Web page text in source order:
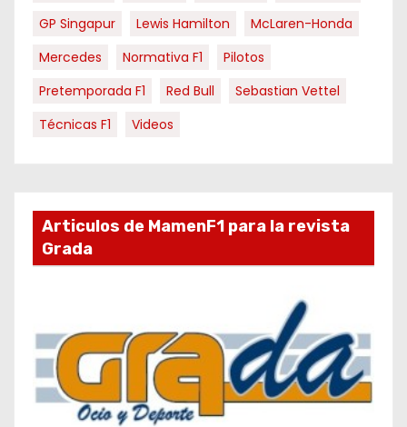
GP Singapur
Lewis Hamilton
McLaren-Honda
Mercedes
Normativa F1
Pilotos
Pretemporada F1
Red Bull
Sebastian Vettel
Técnicas F1
Videos
Articulos de MamenF1 para la revista
Grada